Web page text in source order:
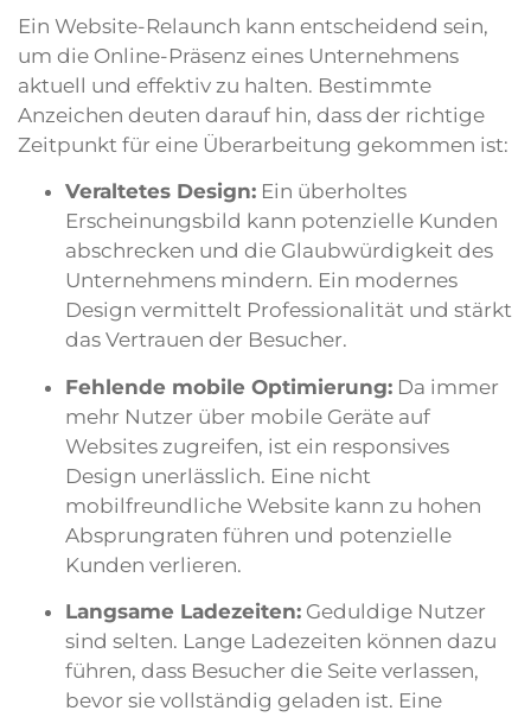
Ein Website-Relaunch kann entscheidend sein,
um die Online-Präsenz eines Unternehmens
aktuell und effektiv zu halten. Bestimmte
Anzeichen deuten darauf hin, dass der richtige
Zeitpunkt für eine Überarbeitung gekommen ist:
Veraltetes Design: Ein überholtes
Erscheinungsbild kann potenzielle Kunden
abschrecken und die Glaubwürdigkeit des
Unternehmens mindern. Ein modernes
Design vermittelt Professionalität und stärkt
das Vertrauen der Besucher.
Fehlende mobile Optimierung: Da immer
mehr Nutzer über mobile Geräte auf
Websites zugreifen, ist ein responsives
Design unerlässlich. Eine nicht
mobilfreundliche Website kann zu hohen
Absprungraten führen und potenzielle
Kunden verlieren.
Langsame Ladezeiten: Geduldige Nutzer
sind selten. Lange Ladezeiten können dazu
führen, dass Besucher die Seite verlassen,
bevor sie vollständig geladen ist. Eine